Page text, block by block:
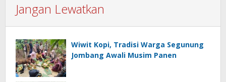
Jangan Lewatkan
Wiwit Kopi, Tradisi Warga Segunung
Jombang Awali Musim Panen